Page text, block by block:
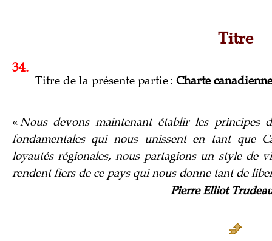
Titre
34.
Titre de la présente partie :Charte
«Nous devons maintenant établir les principes
fondamentales qui nous unissent en tant que
loyautés régionales, nous partagions un style de
rendent fiers de ce pays qui nous donne tant de
Pierre Elliot